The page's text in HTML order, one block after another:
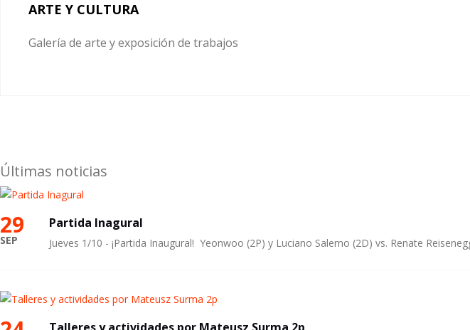
ARTE Y CULTURA
Galería de arte y exposición de trabajos
Últimas noticias
29
SEP
Partida Inagural
Jueves 1/10 - ¡Partida Inaugural! Yeonwoo (2P) y Luciano Salerno (2D) vs. Renate